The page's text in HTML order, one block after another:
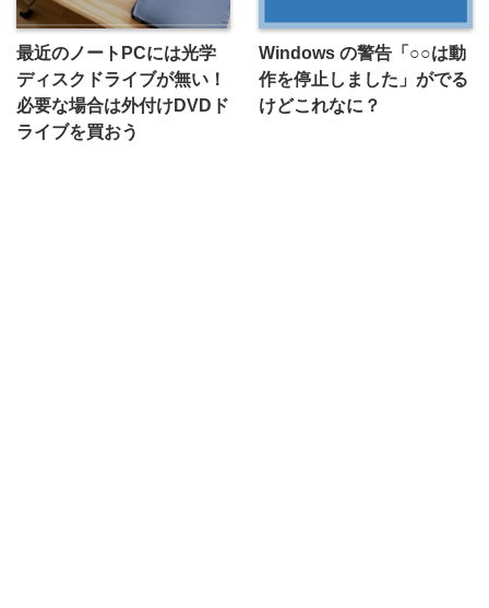
最近のノートPCには光学
ディスクドライブが無い！
必要な場合は外付けDVDド
ライブを買おう
Windows の警告「○○は動
作を停止しました」がでる
けどこれなに？